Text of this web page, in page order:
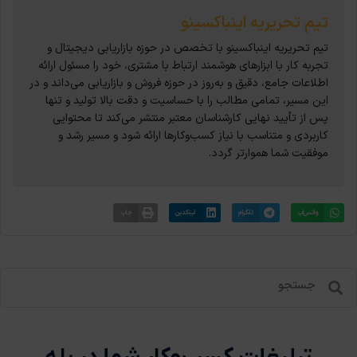
تیم تحریریه اینباکسینو
تیم تحریریه اینباکسینو با تخصص در حوزه بازاریابی دیجیتال و
تجربه کار با ابزارهای هوشمند ارتباط با مشتری، خود را مسئول ارائه
اطلاعات جامع، دقیق و به‌روز در حوزه فروش و بازاریابی می‌داند و در
این مسیر، تمامی مطالب را با حساسیت و دقت بالا تولید و تنها
پس از تأیید نهایی کارشناسان معتبر منتشر می‌کند تا محتوایی
کاربردی و متناسب با نیاز کسب‌وکارها ارائه شود و مسیر رشد و
موفقیت شما هموارتر گردد.
واتس‌اپ تلگرام لینکدین چاپ